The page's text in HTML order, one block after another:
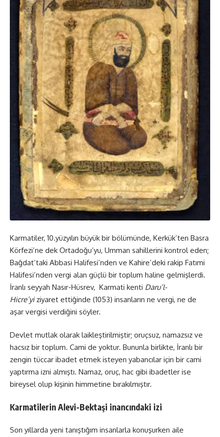
Karmatiler, 10.yüzyılın büyük bir bölümünde, Kerkük’ten Basra
Körfezi’ne dek Ortadoğu’yu, Umman sahillerini kontrol eden;
Bağdat’taki Abbasi Halifesi’nden ve Kahire’deki rakip Fatımi
Halifesi’nden vergi alan güçlü bir toplum haline gelmişlerdi.
İranlı seyyah Nasır-Hüsrev, Karmati kenti Daru’l-
Hicre’yiziyaret ettiğinde (1053) insanların ne vergi, ne de
aşar vergisi verdiğini söyler.
Devlet mutlak olarak laikleştirilmiştir; oruçsuz, namazsız ve
hacsız bir toplum. Cami de yoktur. Bununla birlikte, İranlı bir
zengin tüccar ibadet etmek isteyen yabancılar için bir cami
yaptırma izni almıştı. Namaz, oruç, hac gibi ibadetler ise
bireysel olup kişinin himmetine bırakılmıştır.
Karmatilerin Alevi-Bektaşi inancındaki izi
Son yıllarda yeni tanıştığım insanlarla konuşurken aile